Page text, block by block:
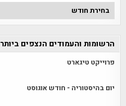
ארכיון
הכתבות
הרשומות והעמודים הנצפים ביותר
פרוייקט טיגארט
יום בהיסטוריה - חודש אוגוסט